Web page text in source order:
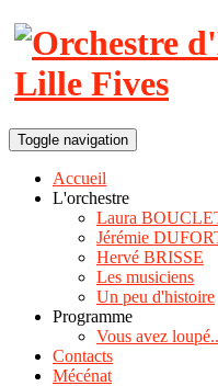
Toggle navigation
Accueil
L'orchestre
Laura
Jérémie
Hervé BRISSE
Les musiciens
Un peu d'histoire
Programme
Vous avez
Contacts
Mécénat